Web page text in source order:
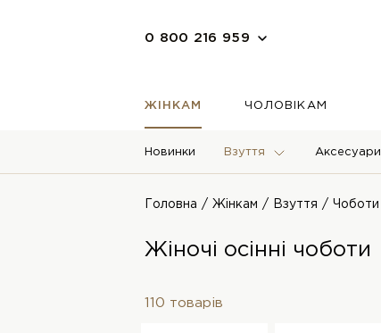
0 800 216 959
ЖІНКАМ ЧОЛОВІКАМ
Новинки Взуття Аксесуари
Головна Жінкам Взуття Чоботи
Жіночі осінні чоботи
110 товарів